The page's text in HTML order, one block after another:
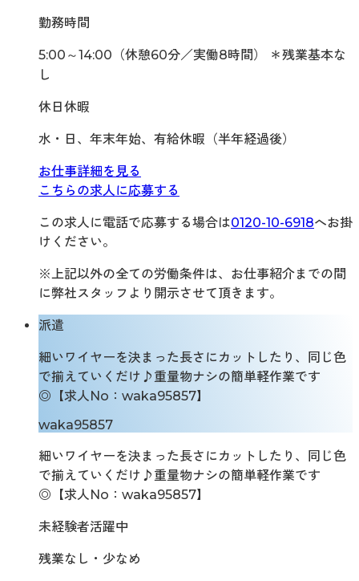
勤務時間
5:00～14:00（休憩60分／実働8時間） ＊残業基本な
し
休日休暇
水・日、年末年始、有給休暇（半年経過後）
お仕事詳細を見る
こちらの求人に応募する
この求人に電話で応募する場合は0120-10-6918へお掛
けください。
※上記以外の全ての労働条件は、お仕事紹介までの間
に弊社スタッフより開示させて頂きます。
派遣
細いワイヤーを決まった長さにカットしたり、同じ色
で揃えていくだけ♪重量物ナシの簡単軽作業です
◎【求人No：waka95857】
waka95857
細いワイヤーを決まった長さにカットしたり、同じ色
で揃えていくだけ♪重量物ナシの簡単軽作業です
◎【求人No：waka95857】
未経験者活躍中
残業なし・少なめ